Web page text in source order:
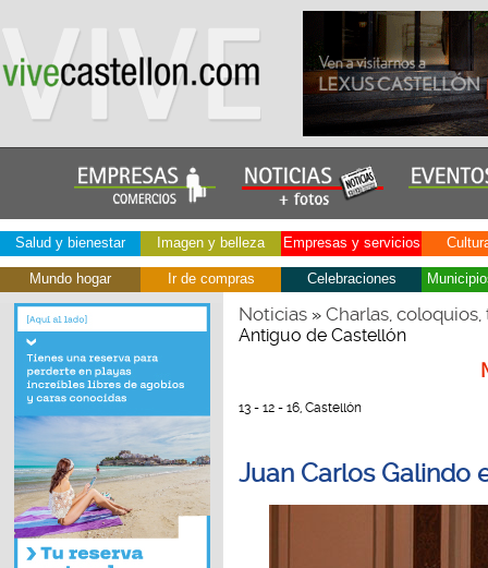
Salud y bienestar Imagen y belleza Empresas y servicios
Mundo hogar Ir de compras Celebraciones
Noticias» Charlas,
Antiguo de Castellón
13 - 12 - 16, Castellón
Juan Carlos Galindo